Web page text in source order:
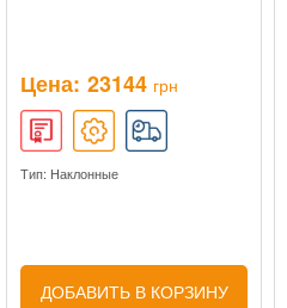
Цена: 23144 грн
Тип: Наклонные
ДОБАВИТЬ В КОРЗИНУ